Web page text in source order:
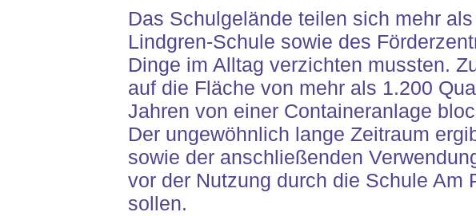
Das Schulgelände teilen sich mehr
Lindgren-Schule sowie des
Dinge im Alltag verzichten mussten.
auf die Fläche von mehr als 1.200
Jahren von einer Containeranlage
Der ungewöhnlich lange Zeitraum
sowie der anschließenden
vor der Nutzung durch die Schule Am
sollen.